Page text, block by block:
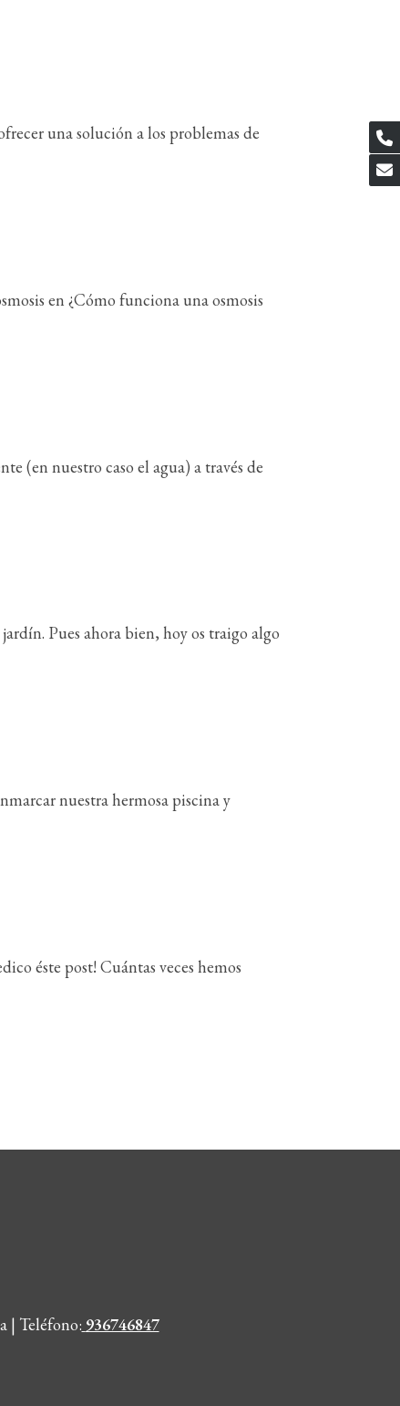
una solución a los problemas de
en ¿Cómo funciona una osmosis
(en nuestro caso el agua) a través de
Pues ahora bien, hoy os traigo algo
nuestra hermosa piscina y
éste post! Cuántas veces hemos
| Teléfono: 936746847